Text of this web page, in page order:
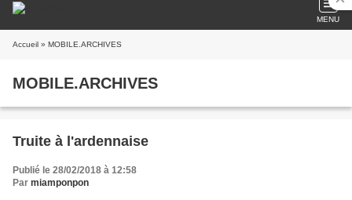
MENU
Accueil » MOBILE.ARCHIVES
MOBILE.ARCHIVES
Truite à l'ardennaise
Publié le 28/02/2018 à 12:58
Par miamponpon